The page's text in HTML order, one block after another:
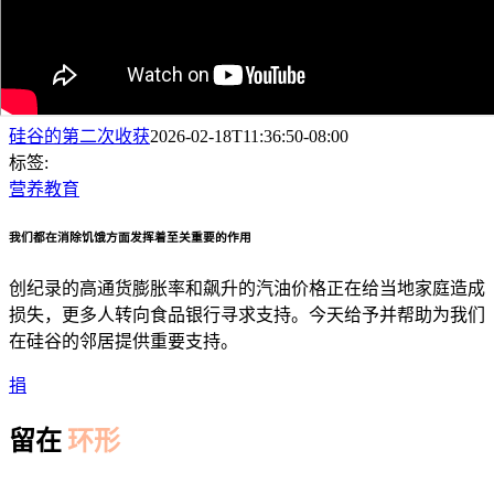
硅谷的第二次收获2026-02-18T11:36:50-08:00
标签:
营养教育
我们都在消除饥饿方面发挥着至关重要的作用
创纪录的高通货膨胀率和飙升的汽油价格正在给当地家庭造成
损失，更多人转向食品银行寻求支持。今天给予并帮助为我们
在硅谷的邻居提供重要支持。
捐
留在 环形